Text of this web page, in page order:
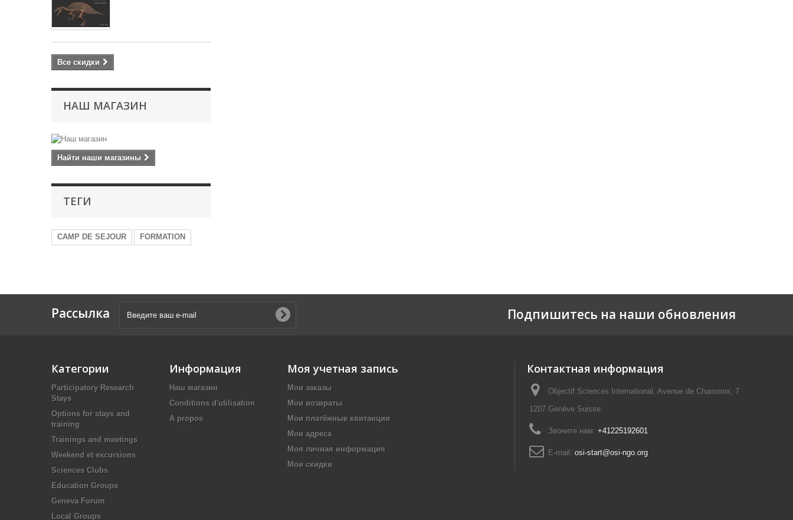
Все скидки
НАШ МАГАЗИН
Найти наши магазины
ТЕГИ
CAMP DE SEJOUR FORMATION
Рассылка Подпишитесь на наши обновления
Категории
Participatory Research
Stays
Options for stays and
training
Trainings and meetings
Weekend et excursions
Sciences Clubs
Education Groups
Geneva Forum
Local Groups
Информация
Наш магазин
Conditions d'utilisation
A propos
Моя учетная запись
Мои заказы
Мои возвраты
Мои платёжные квитанции
Мои адреса
Моя личная информация
Мои скидки
Контактная информация
Objectif Sciences International, Avenue de Chamonix, 7
1207 Genève Suisse
Звоните нам: +41225192601
E-mail: osi-start@osi-ngo.org